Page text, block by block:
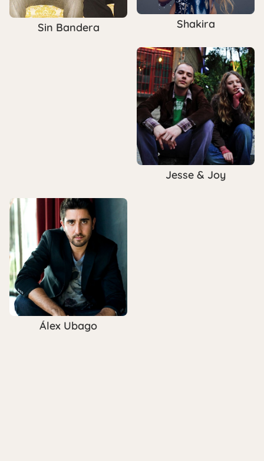
Sin Bandera Shakira
Jesse & Joy
Álex Ubago